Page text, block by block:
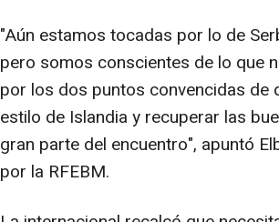
"Aún estamos tocadas por lo de
pero somos conscientes de lo que
por los dos puntos convencidas
estilo de Islandia y recuperar las
gran parte del encuentro", apuntó
por la RFEBM.